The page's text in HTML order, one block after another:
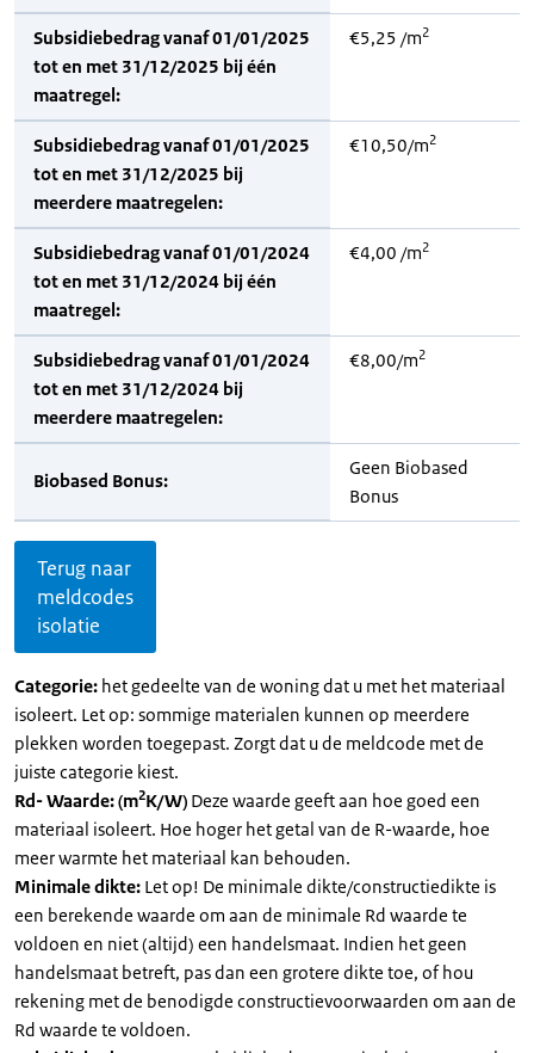
Subsidiebedrag vanaf 01/01/2025
tot en met 31/12/2025 bij één
maatregel:
€5,25 /m2
Subsidiebedrag vanaf 01/01/2025
tot en met 31/12/2025 bij
meerdere maatregelen:
€10,50/m2
Subsidiebedrag vanaf 01/01/2024
tot en met 31/12/2024 bij één
maatregel:
€4,00 /m2
Subsidiebedrag vanaf 01/01/2024
tot en met 31/12/2024 bij
meerdere maatregelen:
€8,00/m2
Biobased Bonus:
Geen Biobased
Bonus
Terug naar
meldcodes
isolatie
Categorie: het gedeelte van de woning dat u met het materiaal
isoleert. Let op: sommige materialen kunnen op meerdere
plekken worden toegepast. Zorgt dat u de meldcode met de
juiste categorie kiest.
Rd- Waarde: (m2K/W) Deze waarde geeft aan hoe goed een
materiaal isoleert. Hoe hoger het getal van de R-waarde, hoe
meer warmte het materiaal kan behouden.
Minimale dikte: Let op! De minimale dikte/constructiedikte is
een berekende waarde om aan de minimale Rd waarde te
voldoen en niet (altijd) een handelsmaat. Indien het geen
handelsmaat betreft, pas dan een grotere dikte toe, of hou
rekening met de benodigde constructievoorwaarden om aan de
Rd waarde te voldoen.